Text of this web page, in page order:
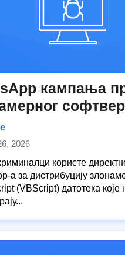
кампања
2026
користе
а за дистрибуцију
(VBScript) датотека које